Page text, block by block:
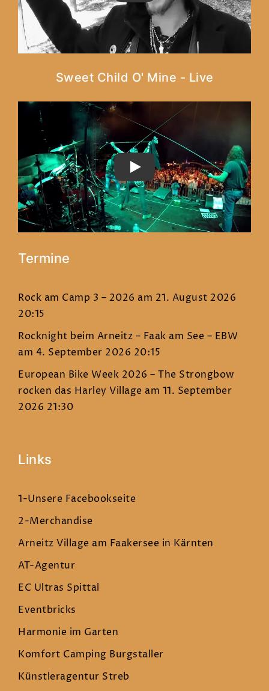
Sweet Child O' Mine - Live
Termine
Rock am Camp 3 – 2026 am 21. August 2026
20:15
Rocknight beim Arneitz – Faak am See – EBW
am 4. September 2026 20:15
European Bike Week 2026 – The Strongbow
rocken das Harley Village am 11. September
2026 21:30
Links
1-Unsere Facebookseite
2-Merchandise
Arneitz Village am Faakersee in Kärnten
AT-Agentur
EC Ultras Spittal
Eventbricks
Harmonie im Garten
Komfort Camping Burgstaller
Künstleragentur Streb